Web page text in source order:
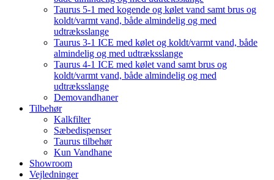
Taurus 5-1 med kogende og kølet vand samt brus og
koldt/varmt vand, både almindelig og med
udtræksslange
Taurus 3-1 ICE med kølet og koldt/varmt vand, både
almindelig og med udtræksslange
Taurus 4-1 ICE med kølet vand samt brus og
koldt/varmt vand, både almindelig og med
udtræksslange
Demovandhaner
Tilbehør
Kalkfilter
Sæbedispenser
Taurus tilbehør
Kun Vandhane
Showroom
Vejledninger